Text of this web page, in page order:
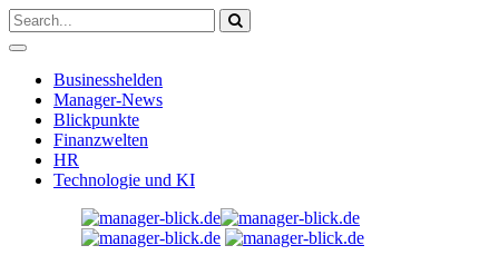
Businesshelden
Manager-News
Blickpunkte
Finanzwelten
HR
Technologie und KI